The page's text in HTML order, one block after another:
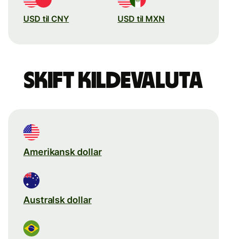
USD til CNY USD til MXN
Skift kildevaluta
Amerikansk dollar
Australsk dollar